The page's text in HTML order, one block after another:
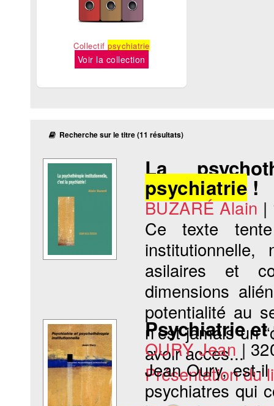
Collectifpsychiatrie
Voir la collection
Recherche sur le titre (11 résultats)
La
psychiatrie !
BUZARÉ Alain |
Ce texte
asilaires et
dimensions
potentialité au
n’est jamais un
avoir accès...
Présentation du
Psychiatrie
OURY Jean |
Jean Oury, est-
psychiatres qui